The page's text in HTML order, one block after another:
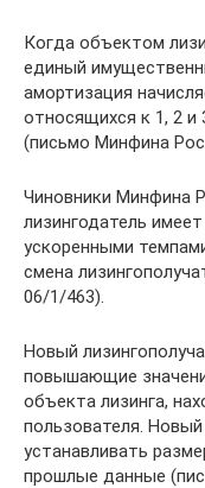
Когда объектом
единый
амортизация
относящихся к 1, 2 и
(письмо Минфина
Чиновники Минфина
лизингодатель
ускоренными
смена
06/1/463).
Новый
повышающие
объекта лизинга,
пользователя.
устанавливать
прошлые данные